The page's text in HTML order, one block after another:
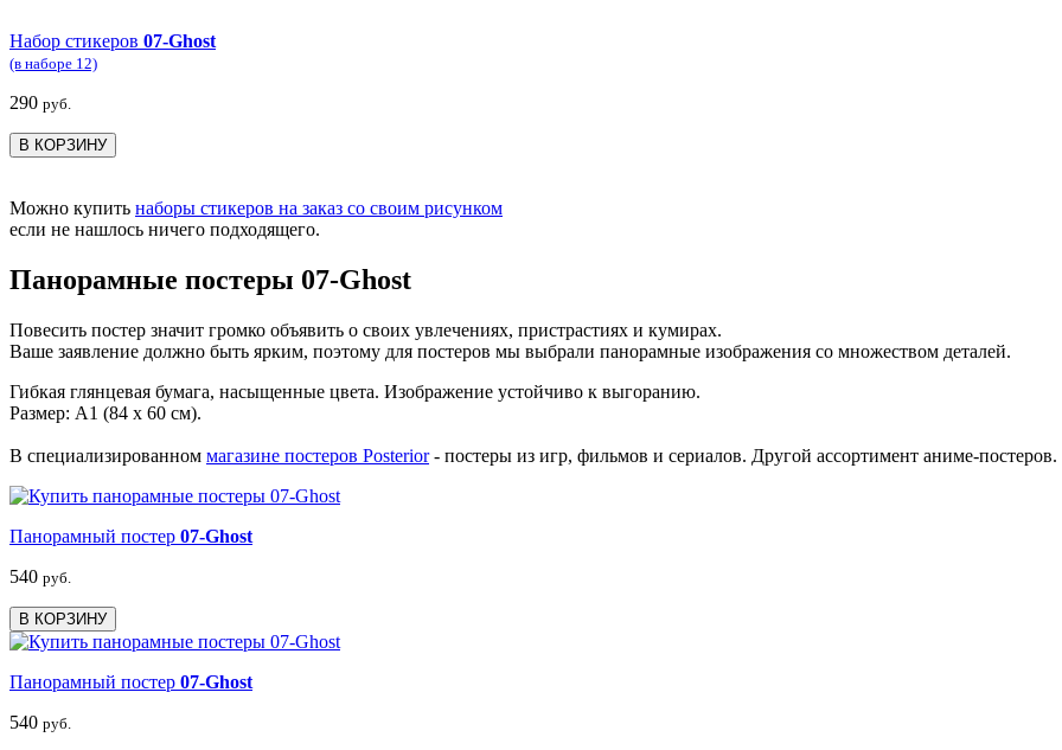
Набор стикеров 07-Ghost
(в наборе 12)
290 руб.
В КОРЗИНУ
Можно купить наборы стикеров на заказ со своим рисунком
если не нашлось ничего подходящего.
Панорамные постеры 07-Ghost
Повесить постер значит громко объявить о своих увлечениях, пристрастиях и кумирах.
Ваше заявление должно быть ярким, поэтому для постеров мы выбрали панорамные изображения со множеством деталей.
Гибкая глянцевая бумага, насыщенные цвета. Изображение устойчиво к выгоранию.
Размер: А1 (84 х 60 см).
В специализированном магазине постеров Posterior- постеры из игр, фильмов и сериалов. Другой ассортимент аниме-
Панорамный постер 07-Ghost
540 руб.
В КОРЗИНУ
Панорамный постер 07-Ghost
540 руб.